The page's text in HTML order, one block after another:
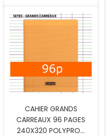
CAHIER GRANDS
CARREAUX 96 PAGES
240X320 POLYPRO...